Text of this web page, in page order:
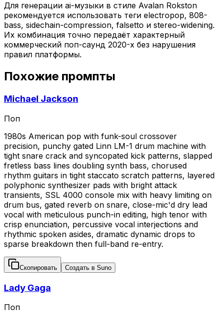
Для генерации ai-музыки в стиле Avalan Rokston
рекомендуется использовать теги electropop, 808-
bass, sidechain-compression, falsetto и stereo-widening.
Их комбинация точно передаёт характерный
коммерческий поп-саунд 2020-х без нарушения
правил платформы.
Похожие промпты
Michael Jackson
Поп
1980s American pop with funk-soul crossover
precision, punchy gated Linn LM-1 drum machine with
tight snare crack and syncopated kick patterns, slapped
fretless bass lines doubling synth bass, chorused
rhythm guitars in tight staccato scratch patterns, layered
polyphonic synthesizer pads with bright attack
transients, SSL 4000 console mix with heavy limiting on
drum bus, gated reverb on snare, close-mic'd dry lead
vocal with meticulous punch-in editing, high tenor with
crisp enunciation, percussive vocal interjections and
rhythmic spoken asides, dramatic dynamic drops to
sparse breakdown then full-band re-entry.
Скопировать Создать в Suno
Lady Gaga
Поп